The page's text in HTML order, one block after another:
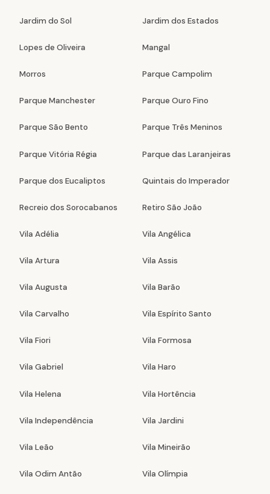
Jardim do Sol Jardim dos Estados
Lopes de Oliveira Mangal
Morros Parque Campolim
Parque Manchester Parque Ouro Fino
Parque São Bento Parque Três Meninos
Parque Vitória Régia Parque das Laranjeiras
Parque dos Eucaliptos Quintais do Imperador
Recreio dos Sorocabanos Retiro São João
Vila Adélia Vila Angélica
Vila Artura Vila Assis
Vila Augusta Vila Barão
Vila Carvalho Vila Espírito Santo
Vila Fiori Vila Formosa
Vila Gabriel Vila Haro
Vila Helena Vila Hortência
Vila Independência Vila Jardini
Vila Leão Vila Mineirão
Vila Odim Antão Vila Olímpia